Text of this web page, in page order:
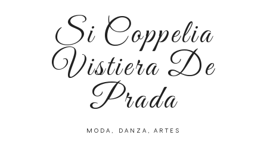
Si Coppelia
Vistiera De
Prada
MODA, DANZA, ARTES